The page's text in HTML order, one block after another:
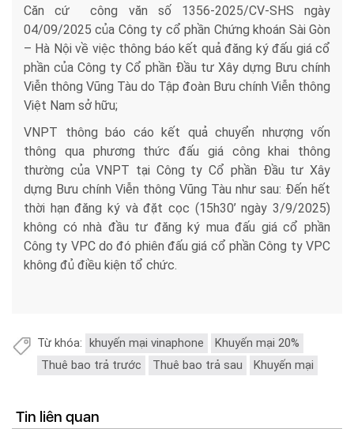
Căn cứ công văn số 1356-2025/CV-SHS ngày
04/09/2025 của Công ty cổ phần Chứng khoán Sài Gòn
– Hà Nội về việc thông báo kết quả đăng ký đấu giá cổ
phần của Công ty Cổ phần Đầu tư Xây dựng Bưu chính
Viễn thông Vũng Tàu do Tập đoàn Bưu chính Viễn thông
Việt Nam sở hữu;
VNPT thông báo cáo kết quả chuyển nhượng vốn
thông qua phương thức đấu giá công khai thông
thường của VNPT tại Công ty Cổ phần Đầu tư Xây
dựng Bưu chính Viễn thông Vũng Tàu như sau: Đến hết
thời hạn đăng ký và đặt cọc (15h30’ ngày 3/9/2025)
không có nhà đầu tư đăng ký mua đấu giá cổ phần
Công ty VPC do đó phiên đấu giá cổ phần Công ty VPC
không đủ điều kiện tổ chức.
Từ khóa: khuyến mại vinaphone
Khuyến mại 20%
Thuê bao trả trước
Thuê bao trả sau Khuyến mại
Tin liên quan